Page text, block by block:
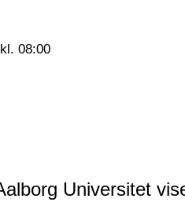
08:00
Universitet